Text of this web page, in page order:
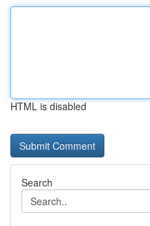
HTML is disabled
Search